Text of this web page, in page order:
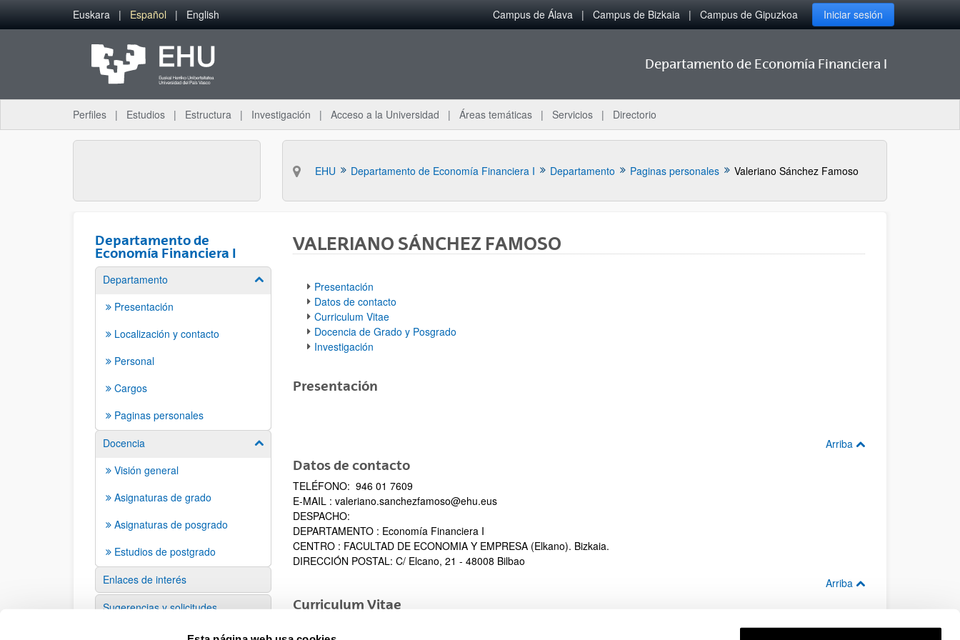
Saltar al contenido principal
Euskara Español English Campus de Álava Campus de Bizkaia Campus de Gipuzkoa Iniciar sesión
Departamento de Economía Financiera I
Perfiles Estudios Estructura Investigación Acceso a la Universidad Áreas temáticas Servicios Directorio
EHU Departamento de Economía Financiera I Departamento Paginas personales Valeriano Sánchez Famoso
Departamento de
Economía Financiera I
Departamento Mostrar/ocultar subpáginas
Presentación
Localización y contacto
Personal
Cargos
Paginas personales
Docencia
Mostrar/ocultar subpáginas
Visión general
Asignaturas de grado
Asignaturas de posgrado
Estudios de postgrado
Enlaces de interés
Sugerencias y solicitudes
VALERIANO SÁNCHEZ FAMOSO
Presentación
Datos de contacto
Curriculum Vitae
Docencia de Grado y Posgrado
Investigación
Presentación
Arriba
Datos de contacto
TELÉFONO: 946 01 7609
E-MAIL : valeriano.sanchezfamoso@ehu.eus
DESPACHO:
DEPARTAMENTO : Economía Financiera I
CENTRO : FACULTAD DE ECONOMIA Y EMPRESA (Elkano). Bizkaia.
DIRECCIÓN POSTAL: C/ Elcano, 21 - 48008 Bilbao
Arriba
Curriculum Vitae
Arriba